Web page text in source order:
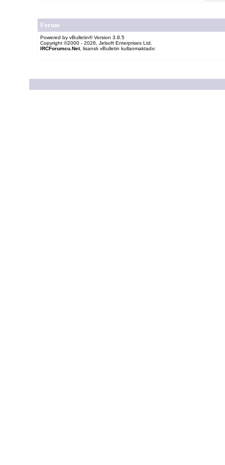
Forum
Powered by vBulletin® Version 3.8.5
Copyright ©2000 - 2026, Jelsoft Enterprises Ltd.
IRCForumcu.Net, lisanslı vBulletin kullanmaktadır.